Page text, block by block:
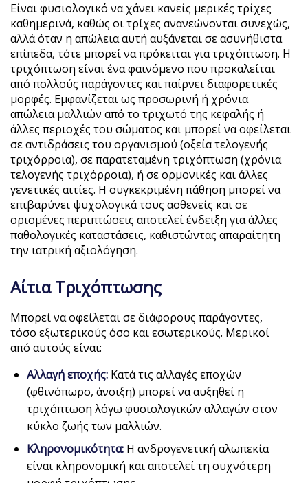
Είναι φυσιολογικό να χάνει κανείς μερικές τρίχες
καθημερινά, καθώς οι τρίχες ανανεώνονται συνεχώς,
αλλά όταν η απώλεια αυτή αυξάνεται σε ασυνήθιστα
επίπεδα, τότε μπορεί να πρόκειται για τριχόπτωση. Η
τριχόπτωση είναι ένα φαινόμενο που προκαλείται
από πολλούς παράγοντες και παίρνει διαφορετικές
μορφές. Εμφανίζεται ως προσωρινή ή χρόνια
απώλεια μαλλιών από το τριχωτό της κεφαλής ή
άλλες περιοχές του σώματος και μπορεί να οφείλεται
σε αντιδράσεις του οργανισμού (οξεία τελογενής
τριχόρροια), σε παρατεταμένη τριχόπτωση (χρόνια
τελογενής τριχόρροια), ή σε ορμονικές και άλλες
γενετικές αιτίες. Η συγκεκριμένη πάθηση μπορεί να
επιβαρύνει ψυχολογικά τους ασθενείς και σε
ορισμένες περιπτώσεις αποτελεί ένδειξη για άλλες
παθολογικές καταστάσεις, καθιστώντας απαραίτητη
την ιατρική αξιολόγηση.
Αίτια Τριχόπτωσης
Μπορεί να οφείλεται σε διάφορους παράγοντες,
τόσο εξωτερικούς όσο και εσωτερικούς. Μερικοί
από αυτούς είναι:
Αλλαγή εποχής: Κατά τις αλλαγές εποχών
(φθινόπωρο, άνοιξη) μπορεί να αυξηθεί η
τριχόπτωση λόγω φυσιολογικών αλλαγών στον
κύκλο ζωής των μαλλιών.
Κληρονομικότητα: Η ανδρογενετική αλωπεκία
είναι κληρονομική και αποτελεί τη συχνότερη